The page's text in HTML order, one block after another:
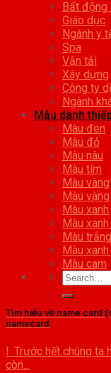
Bất động
Giáo dục
Ngành y
Spa
Vận tải
Xây dựng
Công ty
Ngành
Mẫu danh
Màu đen
Màu đỏ
Màu nâu
Màu tím
Màu vàng
Màu
Màu xanh
Màu
Màu trắng
Màu
Màu cam
Tìm hiểu về name card
namecard
I. Trước hết chúng
còn...